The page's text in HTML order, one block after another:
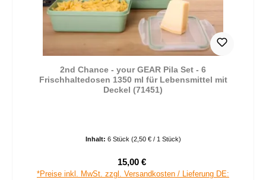
2nd Chance - your GEAR Pila Set - 6
Frischhaltedosen 1350 ml für Lebensmittel mit
Deckel (71451)
Inhalt: 6 Stück (2,50 € / 1 Stück)
Verkaufspreis:
15,00 €
*Preise inkl. MwSt. zzgl. Versandkosten / Lieferung DE: